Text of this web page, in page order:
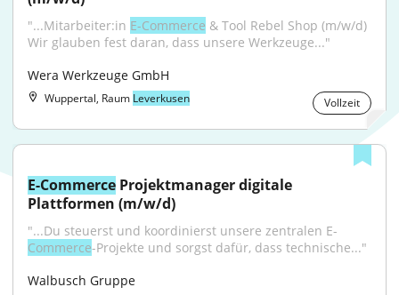
"...Mitarbeiter:in E-Commerce & Tool Rebel Shop (m/w/d)
Wir glauben fest daran, dass unsere Werkzeuge..."
Wera Werkzeuge GmbH
Wuppertal, Raum Leverkusen Vollzeit
E-Commerce Projektmanager digitale
Plattformen (m/w/d)
"...Du steuerst und koordinierst unsere zentralen E-
Commerce-Projekte und sorgst dafür, dass technische..."
Walbusch Gruppe